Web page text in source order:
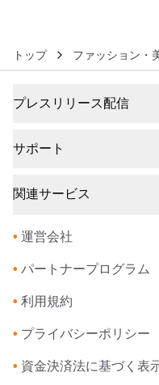
トップ ファッション・
プレスリリース配信
サポート
関連サービス
• 運営会社
• パートナープログラム
• 利用規約
• プライバシーポリシー
• 資金決済法に基づく表